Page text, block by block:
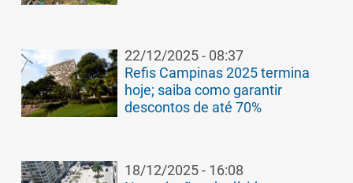
22/12/2025 - 08:37
Refis Campinas 2025 termina
hoje; saiba como garantir
descontos de até 70%
18/12/2025 - 16:08